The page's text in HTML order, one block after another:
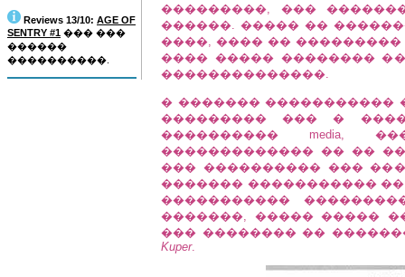
Reviews 13/10: AGE OF
SENTRY #1 ��� ���
������
����������.
���������, ���
������. ����� ��
����, ���� ��
���� ����� ��������
��������������.
� ������� �����������
��������� ��� �
���������� media,
������������� �� ��
��� ���������� ���
������� �����������
�����������
�������, ����� �����
��� �������� ��
Kuper.